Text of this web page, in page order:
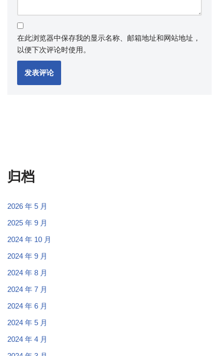
在此浏览器中保存我的显示名称、邮箱地址和网站地址，
以便下次评论时使用。
归档
2026 年 5 月
2025 年 9 月
2024 年 10 月
2024 年 9 月
2024 年 8 月
2024 年 7 月
2024 年 6 月
2024 年 5 月
2024 年 4 月